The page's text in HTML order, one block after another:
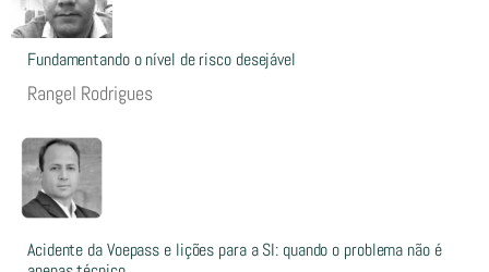
Fundamentando o nível de risco desejável
Rangel Rodrigues
Acidente da Voepass e lições para a SI: quando o problema não é